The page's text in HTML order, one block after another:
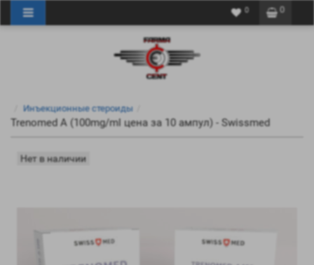
0
0
Инъекционные стероиды
Trenomed A (100mg/ml цена за 10 ампул) - Swissmed
Нет в наличии